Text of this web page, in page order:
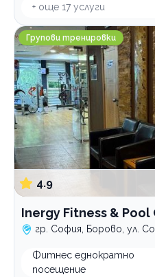
+ още 17 услуги
Inergy Fitness & Pool
Групови тренировки
4.9
Inergy Fitness & Pool
гр. София, Борово, ул.
Фитнес еднократно
посещение
Фитнес
Гимнастика
Катерене
Спортни лагери и
Спортна стрелба
Плуване
Тенис на корт
Зимни спортове
Футбол
По домовете